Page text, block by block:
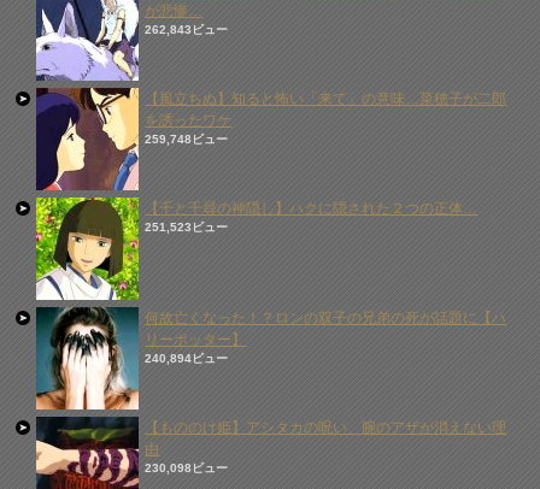
が悲惨…
262,843ビュー
【風立ちぬ】知ると怖い「来て」の意味…菜穂子が二郎
を誘ったワケ
259,748ビュー
【千と千尋の神隠し】ハクに隠された２つの正体…
251,523ビュー
何故亡くなった！？ロンの双子の兄弟の死が話題に【ハ
リーポッター】
240,894ビュー
【もののけ姫】アシタカの呪い、腕のアザが消えない理
由
230,098ビュー